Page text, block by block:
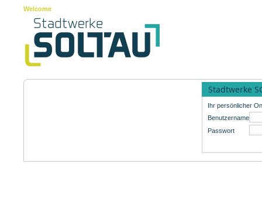
Welcome
Stadtwerke
Ihr persönlicher
Benutzername
Passwort